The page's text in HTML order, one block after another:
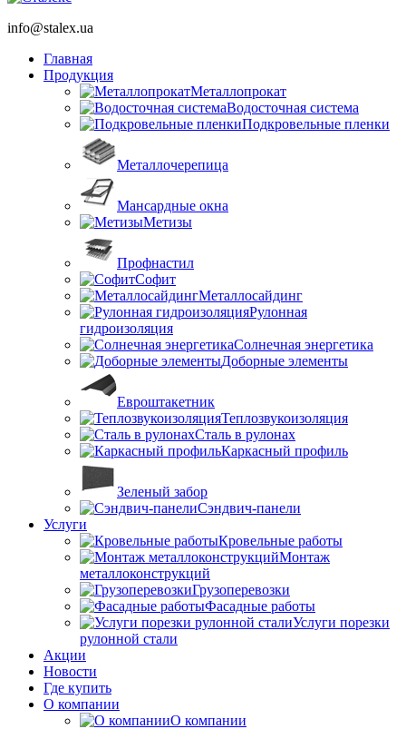
info@stalex.ua
Главная
Продукция
Металлопрокат
Водосточная система
Подкровельные пленки
Металлочерепица
Мансардные окна
Метизы
Профнастил
Софит
Металлосайдинг
Рулонная
гидроизоляция
Солнечная энергетика
Доборные элементы
Евроштакетник
Теплозвукоизоляция
Сталь в рулонах
Каркасный профиль
Зеленый забор
Сэндвич-панели
Услуги
Кровельные работы
Монтаж
металлоконструкций
Грузоперевозки
Фасадные работы
Услуги порезки
рулонной стали
Акции
Новости
Где купить
О компании
О компании